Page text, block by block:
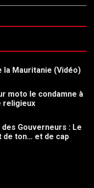
la Mauritanie (Vidéo)
moto le condamne à
religieux
Gouverneurs : Le
de ton… et de cap